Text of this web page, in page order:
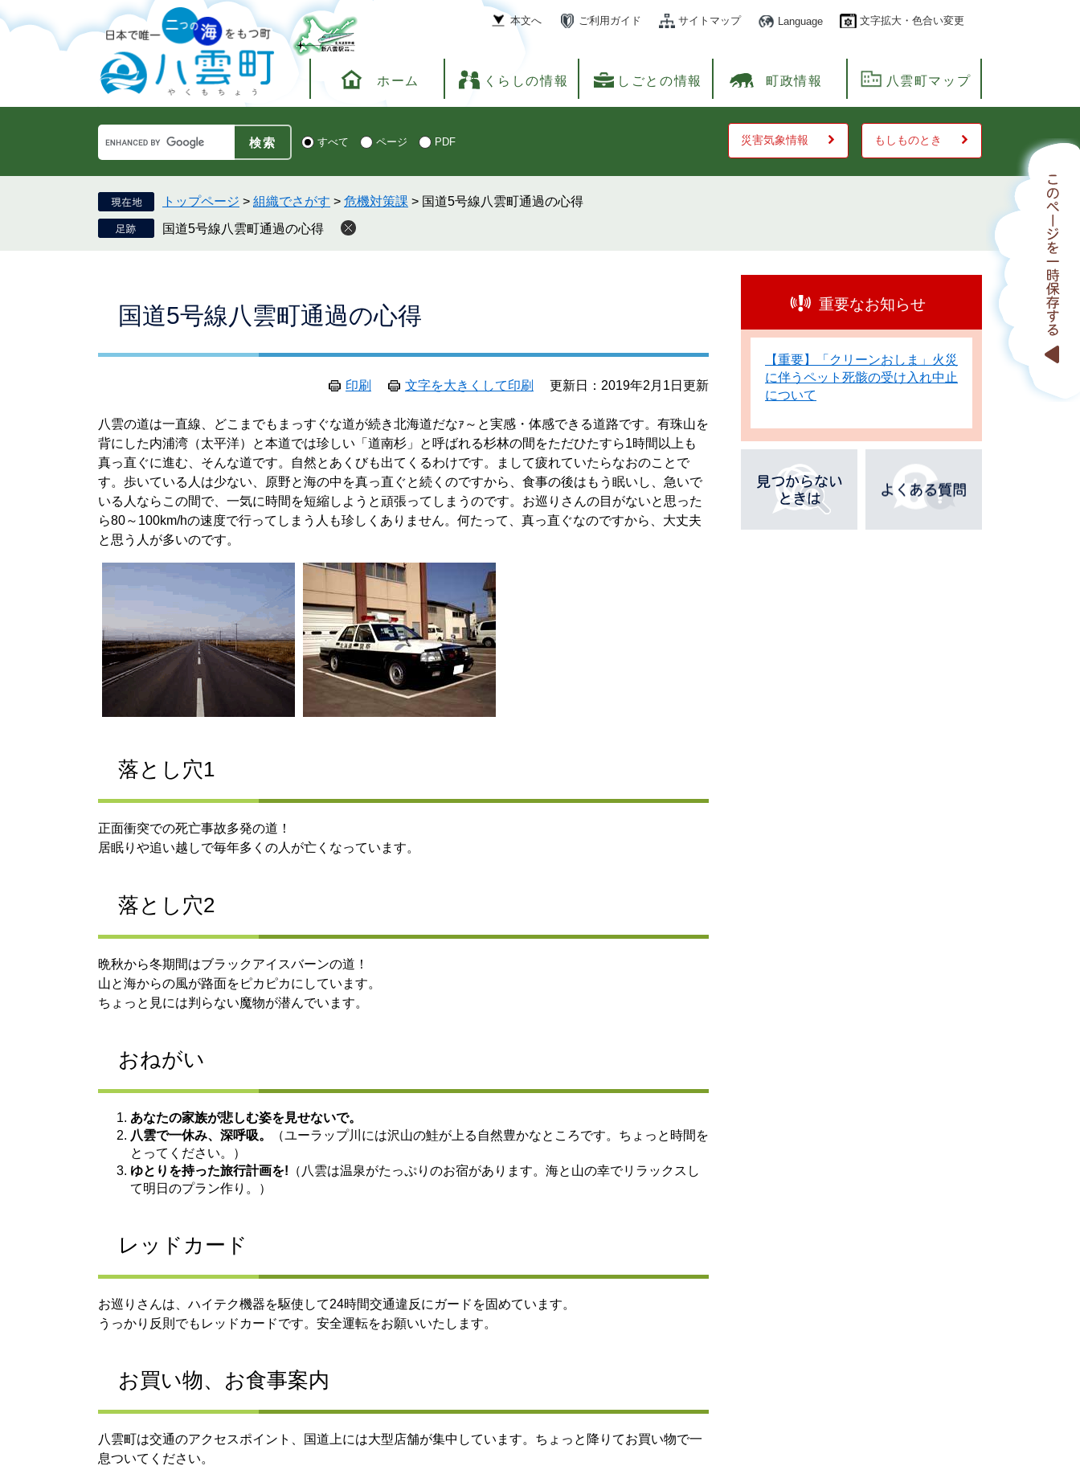
ー
で
ニ
ば
文
本文へ ご利用ガイド サイトマップ Language 文字拡大・色合い変更
ホーム くらしの情報 しごとの情報 町政情報 八雲町マップ
Google
カ
ス
タ
ム
検
検 すべて ページ PDF 災害気象情報 もしものとき
トップページ > 組織でさがす > 危機対策課 > 国道5号線八雲町通過の心得
国道5号線八雲町通過の心得
国道5号線八雲町通過の心得
印刷 文字を大きくして印刷 更新日：2019年2月1日更新
八雲の道は一直線、どこまでもまっすぐな道が続き北海道だなｧ～と実感・体感できる道路です。有珠山を
背にした内浦湾（太平洋）と本道では珍しい「道南杉」と呼ばれる杉林の間をただひたすら1時間以上も
真っ直ぐに進む、そんな道です。自然とあくびも出てくるわけです。まして疲れていたらなおのことで
す。歩いている人は少ない、原野と海の中を真っ直ぐと続くのですから、食事の後はもう眠いし、急いで
いる人ならこの間で、一気に時間を短縮しようと頑張ってしまうのです。お巡りさんの目がないと思った
ら80～100km/hの速度で行ってしまう人も珍しくありません。何たって、真っ直ぐなのですから、大丈夫
と思う人が多いのです。
落とし穴1
正面衝突での死亡事故多発の道！
居眠りや追い越しで毎年多くの人が亡くなっています。
落とし穴2
晩秋から冬期間はブラックアイスバーンの道！
山と海からの風が路面をピカピカにしています。
ちょっと見には判らない魔物が潜んでいます。
おねがい
あなたの家族が悲しむ姿を見せないで。
八雲で一休み、深呼吸。
（ユーラップ川には沢山の鮭が上る自然豊かなところです。ちょっと時間を
とってください。）
ゆとりを持った旅行計画を! （八雲は温泉がたっぷりのお宿があります。海と山の幸でリラックスし
て明日のプラン作り。）
レッドカード
お巡りさんは、ハイテク機器を駆使して24時間交通違反にガードを固めています。
うっかり反則でもレッドカードです。安全運転をお願いいたします。
お買い物、お食事案内
八雲町は交通のアクセスポイント、国道上には大型店舗が集中しています。ちょっと降りてお買い物で一
息ついてください。
重要なお知らせ
【重要】「クリーンおしま」火災
に伴うペット死骸の受け入れ中止
について